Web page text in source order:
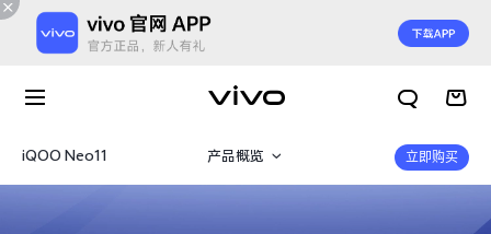
iQOO Neo11 产品概览 立即购买